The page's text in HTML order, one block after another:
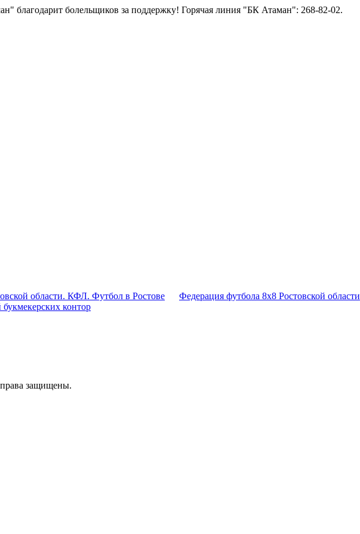
болельщиков за поддержку!Горячая линия "БК Атаман":268-82-02.
области. КФЛ. Футбол в Ростове Федерация футбола 8x8 Ростовской области
контор
защищены.